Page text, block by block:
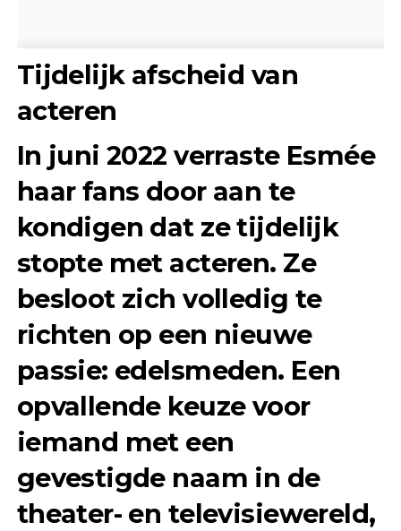
Tijdelijk afscheid van
acteren
In juni 2022 verraste Esmée
haar fans door aan te
kondigen dat ze tijdelijk
stopte met acteren. Ze
besloot zich volledig te
richten op een nieuwe
passie: edelsmeden. Een
opvallende keuze voor
iemand met een
gevestigde naam in de
theater- en televisiewereld,